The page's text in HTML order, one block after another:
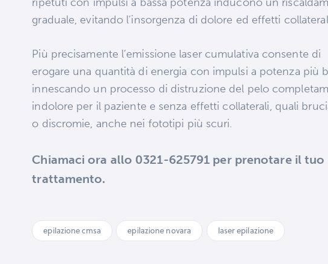
graduale, evitando l’insorgenza di dolore ed effetti
Più precisamente l’emissione laser cumulativa consente di
erogare una quantità di energia con impulsi a potenza più
innescando un processo di distruzione del pelo
indolore per il paziente e senza effetti collaterali, quali
o discromie, anche nei fototipi più scuri.
Chiamaci ora allo 0321-625791 per prenotare il tuo
trattamento.
epilazione cmsa epilazione novara laser epilazione